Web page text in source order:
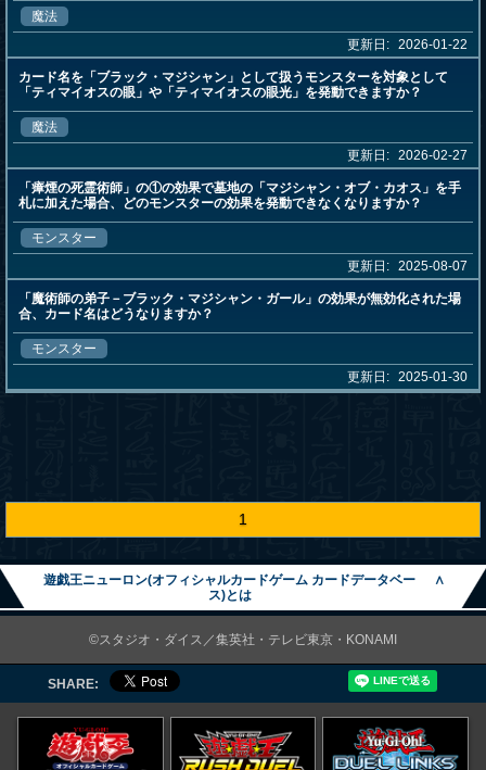
魔法
更新日: 2026-01-22
カード名を「ブラック・マジシャン」として扱うモンスターを対象として
「ティマイオスの眼」や「ティマイオスの眼光」を発動できますか？
魔法
更新日: 2026-02-27
「瘴煙の死霊術師」の①の効果で墓地の「マジシャン・オブ・カオス」を手
札に加えた場合、どのモンスターの効果を発動できなくなりますか？
モンスター
更新日: 2025-08-07
「魔術師の弟子－ブラック・マジシャン・ガール」の効果が無効化された場
合、カード名はどうなりますか？
モンスター
更新日: 2025-01-30
1
遊戯王ニューロン(オフィシャルカードゲーム カードデータベー
ス)とは
∧
©スタジオ・ダイス／集英社・テレビ東京・KONAMI
SHARE: